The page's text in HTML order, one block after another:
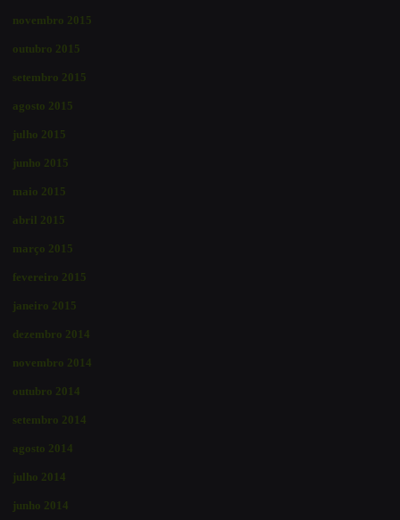
novembro 2015
outubro 2015
setembro 2015
agosto 2015
julho 2015
junho 2015
maio 2015
abril 2015
março 2015
fevereiro 2015
janeiro 2015
dezembro 2014
novembro 2014
outubro 2014
setembro 2014
agosto 2014
julho 2014
junho 2014